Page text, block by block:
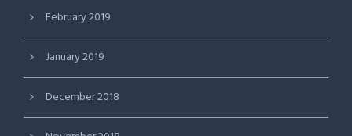
February 2019
January 2019
December 2018